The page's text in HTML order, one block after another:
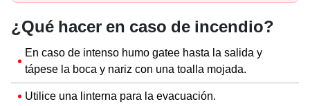
¿Qué hacer en caso de incendio?
En caso de intenso humo gatee hasta la salida y
tápese la boca y nariz con una toalla mojada.
Utilice una linterna para la evacuación.